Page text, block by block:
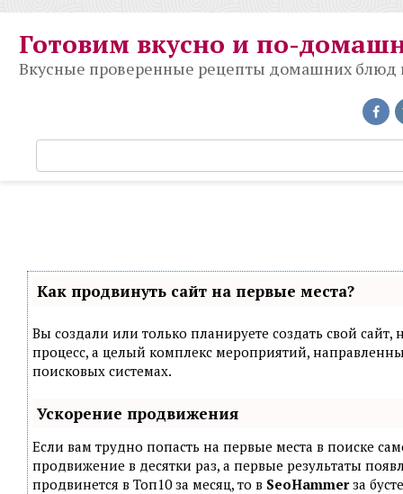
контенту
Готовим вкусно и по-
Вкусные проверенные рецепты домашних блюд
о
Как продвинуть сайт на первые места?
Вы создали или только планируете создать свой
процесс, а целый комплекс мероприятий,
поисковых системах.
Ускорение продвижения
Если вам трудно попасть на первые места в поиске
продвижение в десятки раз, а первые результаты
продвинется в Топ10 за месяц, то в SeoHammerза